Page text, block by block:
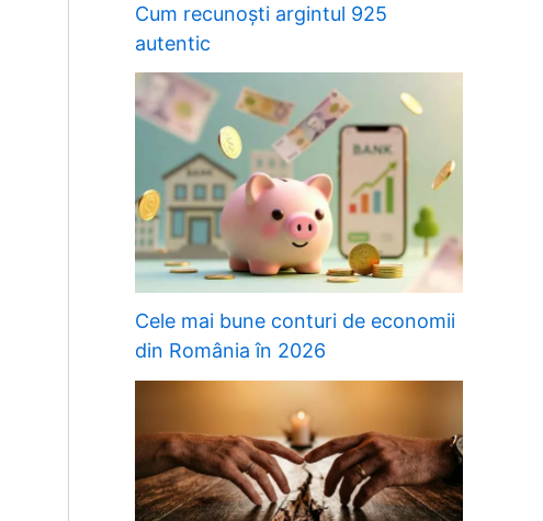
Cum recunoști argintul 925
autentic
Cele mai bune conturi de economii
din România în 2026